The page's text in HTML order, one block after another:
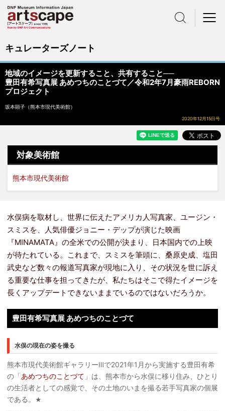
キュレーターズノート
地域のイメージを更新すること、共有すること──
豊田有希写真展 あめつちのことづて／令和2年7月豪雨REBORN
プロジェクト
坂本顕子（熊本市現代美術館）
2020年12月15日号
対象美術館
熊本市現代美術館
水俣病を取材し、世界に伝えたアメリカ人写真家、ユージン・
スミスを、人気俳優ジョニー・デップが演じた映画
『MINAMATA』の全米での公開が決まり、日本国内での上映
が待たれている。これまで、スミスを筆頭に、桑原史成、塩田
武史など数々の報道写真家が現地に入り、その状況を世に訴え
る重要な仕事を担ってきたが、私たちはそこで得たイメージを
長くアップデートできないままでいるのではないだろうか。
豊田有希写真展 あめつちのことづて
水俣の現在の姿を撮る
熊本市現代美術館ギャラリーⅢで2021年1月から実施する豊田有希
の「あめつちのことづて 」は、熊本市から水俣に移り住み、ひとり
の生活者としての感覚で、その土地のいまを撮る若手写真家の個展
である。
★
サイト内検索